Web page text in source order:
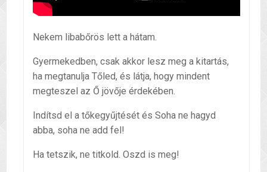
Nekem libabőrös lett a hátam.
Gyermekedben, csak akkor lesz meg a kitartás,
ha megtanulja Tőled, és látja, hogy mindent
megteszel az Ő jövője érdekében.
Indítsd el a tőkegyűjtését és Soha ne hagyd
abba, soha ne add fel!
Ha tetszik, ne titkold. Oszd is meg!